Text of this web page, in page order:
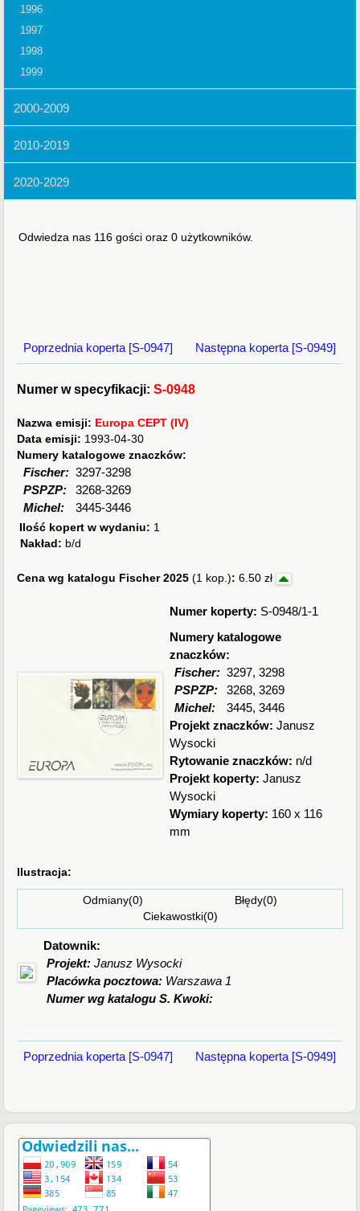
1996
1997
1998
1999
2000-2009
2010-2019
2020-2029
Odwiedza nas 116 gości oraz 0 użytkowników.
Poprzednia koperta [S-0947] Następna koperta [S-0949]
Numer w specyfikacji:S-0948
Nazwa emisji: Europa CEPT (IV)
Data emisji: 1993-04-30
Numery katalogowe znaczków:
Fischer: 3297-3298
PSPZP:
3268-3269
Michel:
3445-3446
Ilość kopert w wydaniu: 1
Nakład: b/d
Cena wg katalogu Fischer 2025(1 kop.): 6.50 zł
Numer koperty: S-0948/1-1
Numery katalogowe
znaczków:
Fischer: 3297, 3298
PSPZP:
3268, 3269
Michel:
3445, 3446
Projekt znaczków:Janusz
Wysocki
Rytowanie znaczków: n/d
Projekt koperty:Janusz
Wysocki
Wymiary koperty: 160 x 116
mm
Ilustracja:
Odmiany(0) Błędy(0)
Ciekawostki(0)
Datownik:
Projekt:Janusz Wysocki
Placówka pocztowa: Warszawa 1
Numer wg katalogu S. Kwoki:
Poprzednia koperta [S-0947] Następna koperta [S-0949]